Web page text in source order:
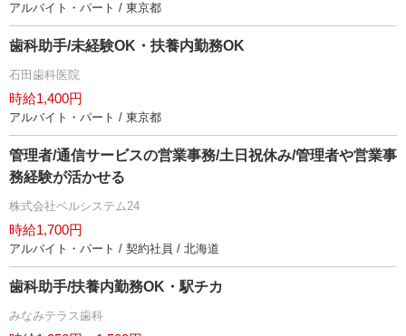
アルバイト・パート / 東京都
歯科助手/未経験OK・扶養内勤務OK
石田歯科医院
時給1,400円
アルバイト・パート / 東京都
管理者/通信サービスの営業事務/土日祝休み/管理者や営業事
務経験が活かせる
株式会社ベルシステム24
時給1,700円
アルバイト・パート / 契約社員 / 北海道
歯科助手/扶養内勤務OK・駅チカ
みなみテラス歯科